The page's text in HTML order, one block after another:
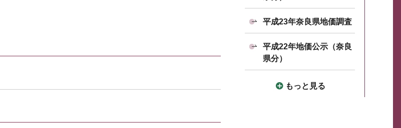
平成23年奈良県地価調査
平成22年地価公示（奈良
県分）
もっと見る